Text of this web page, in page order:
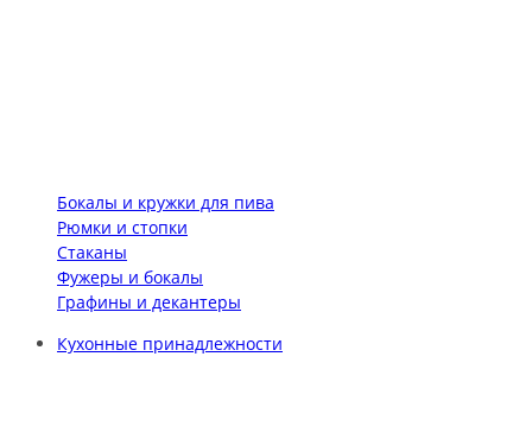
Бокалы и кружки для пива
Рюмки и стопки
Стаканы
Фужеры и бокалы
Графины и декантеры
Кухонные принадлежности